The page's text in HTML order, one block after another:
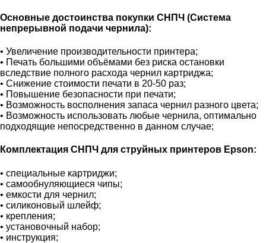
Основные достоинства покупки СНПЧ (Система
непрерывной подачи чернила):
• Увеличение производительности принтера;
• Печать большими объёмами без риска остановки
вследствие полного расхода чернил картриджа;
• Снижение стоимости печати в 20-50 раз;
• Повышение безопасности при печати;
• Возможность восполнения запаса чернил разного цвета;
• Возможность использовать любые чернила, оптимально
подходящие непосредственно в данном случае;
Комплектация СНПЧ для струйных принтеров Epson:
• специальные картриджи;
• самообнуляющиеся чипы;
• емкости для чернил;
• силиконовый шлейф;
• крепления;
• установочный набор;
• инструкция;